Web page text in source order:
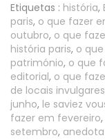
Etiquetas : história,
paris, o que fazer
outubro, o que
história paris, o
património, o que
editorial, o que
de locais invulgares
junho, le saviez
fazer em fevereiro,
setembro,